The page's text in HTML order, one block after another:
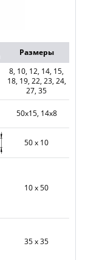
Размеры
8, 10, 12, 14, 15,
18, 19, 22, 23, 24,
27, 35
50х15, 14х8
50 х 10
10 х 50
35 х 35